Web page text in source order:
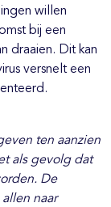
willen
bij een
draaien. Dit kan
versnelt een
ten aanzien
als gevolg dat
De
naar